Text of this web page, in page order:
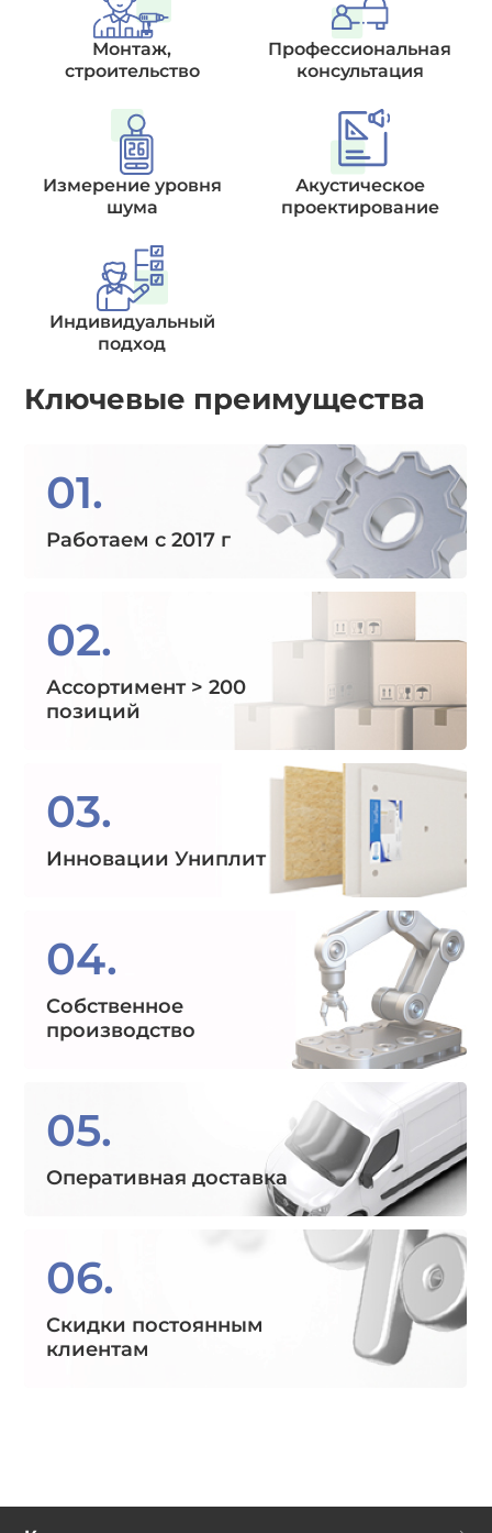
Монтаж,
строительство
Профессиональная
консультация
Измерение уровня
шума
Акустическое
проектирование
Индивидуальный
подход
Ключевые преимущества
01.
Работаем с 2017 г
02.
Ассортимент > 200
позиций
03.
Инновации Униплит
04.
Собственное
производство
05.
Оперативная доставка
06.
Скидки постоянным
клиентам